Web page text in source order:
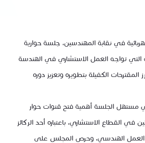
في نقابة المهندسين، جلسة حوارية
التي تواجه العمل الاستشاري في الهندسة
المقترحات الكفيلة بتطويره وتعزيز دوره
الجلسة أهمية فتح قنوات حوار
في القطاع الاستشاري، باعتباره أحد الركائز
الهندسي، وحرص المجلس على